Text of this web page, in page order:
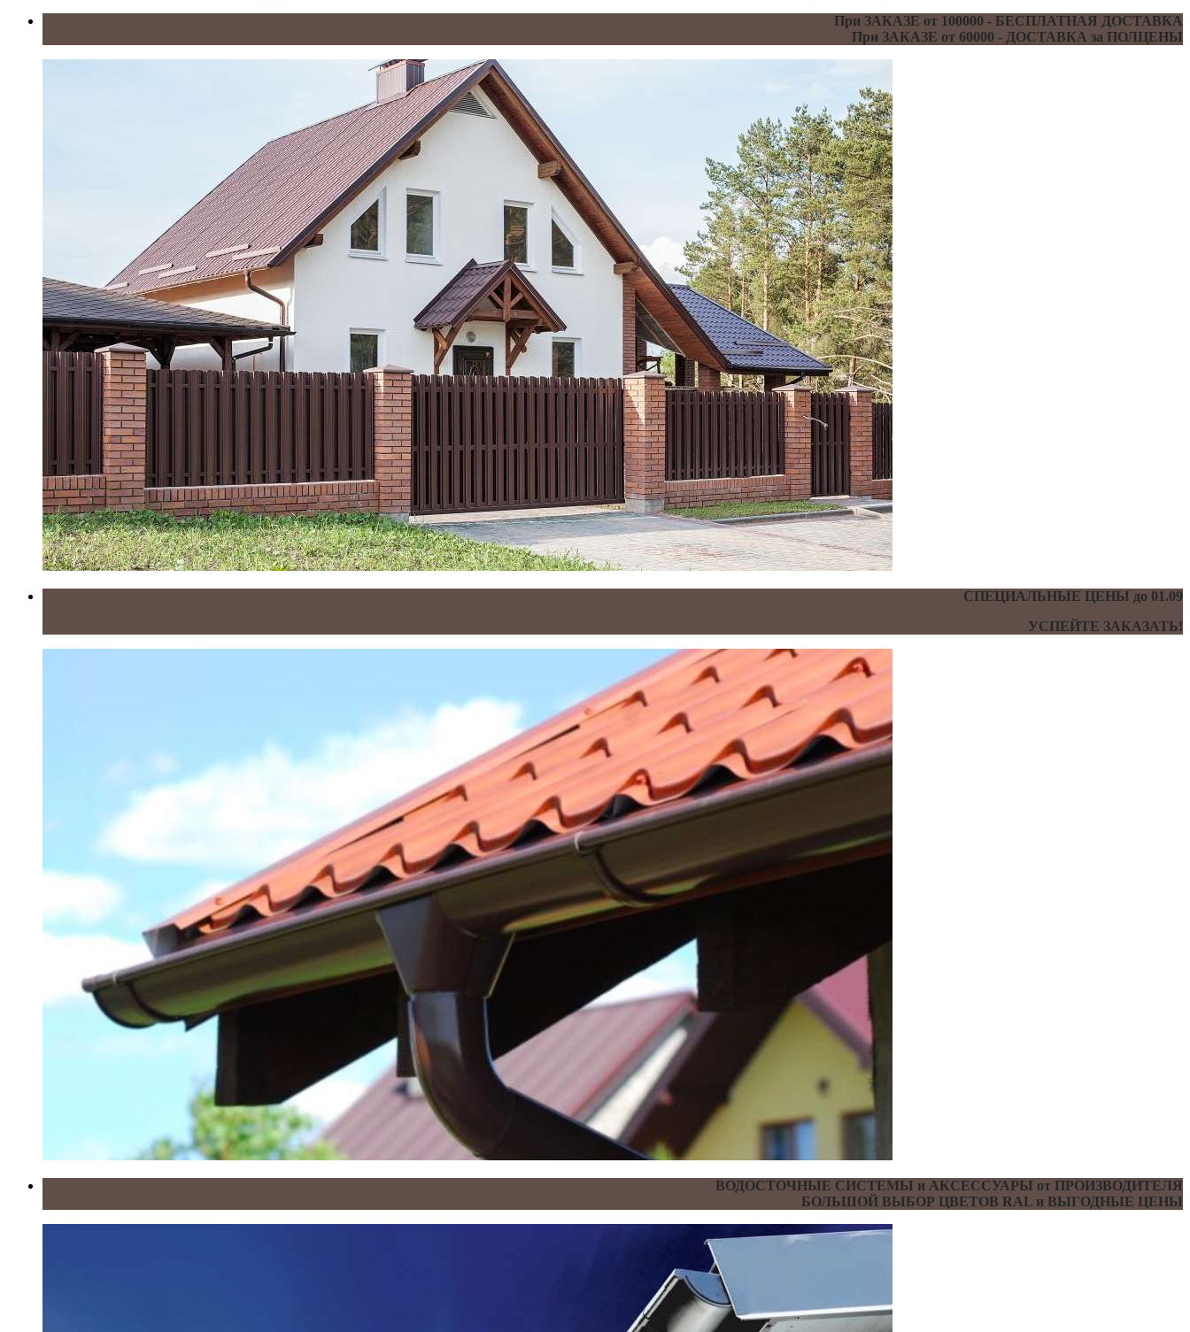
При ЗАКАЗЕ от 100000 - БЕСПЛАТНАЯ ДОСТАВКА
При ЗАКАЗЕ от 60000 - ДОСТАВКА за ПОЛЦЕНЫ
СПЕЦИАЛЬНЫЕ ЦЕНЫ до 01.09
УСПЕЙТЕ ЗАКАЗАТЬ!
ВОДОСТОЧНЫЕ СИСТЕМЫ и АКСЕССУАРЫ от ПРОИЗВОДИТЕЛЯ
БОЛЬШОЙ ВЫБОР ЦВЕТОВ RAL и ВЫГОДНЫЕ ЦЕНЫ